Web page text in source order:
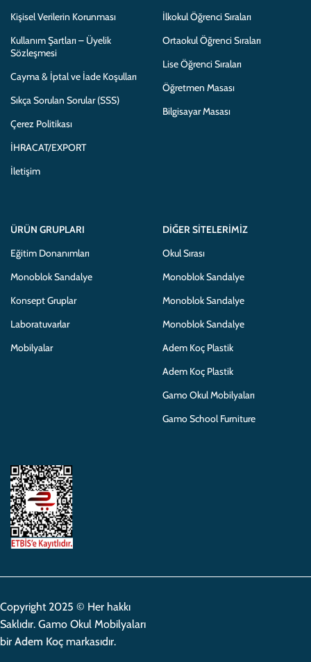
Kişisel Verilerin Korunması
Kullanım Şartları – Üyelik
Sözleşmesi
Cayma & İptal ve İade Koşulları
Sıkça Sorulan Sorular (SSS)
Çerez Politikası
İHRACAT/EXPORT
İletişim
İlkokul Öğrenci Sıraları
Ortaokul Öğrenci Sıraları
Lise Öğrenci Sıraları
Öğretmen Masası
Bilgisayar Masası
ÜRÜN GRUPLARI
Eğitim Donanımları
Monoblok Sandalye
Konsept Gruplar
Laboratuvarlar
Mobilyalar
DIĞER SITELERIMIZ
Okul Sırası
Monoblok Sandalye
Monoblok Sandalye
Monoblok Sandalye
Adem Koç Plastik
Adem Koç Plastik
Gamo Okul Mobilyaları
Gamo School Furniture
Copyright 2025 © Her hakkı
Saklıdır. Gamo Okul Mobilyaları
bir Adem Koç markasıdır.